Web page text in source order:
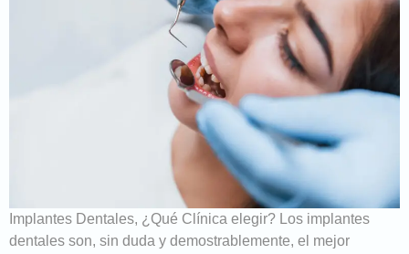
Implantes Dentales, ¿Qué Clínica elegir? Los implantes
dentales son, sin duda y demostrablemente, el mejor